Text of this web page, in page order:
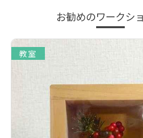
お勧めのワークシ
教室